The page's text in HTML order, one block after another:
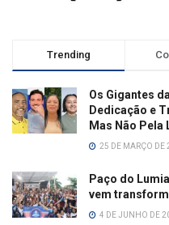
Trending
Os Gigantes
Dedicação e
Mas Não Pela
25 DE MARÇO DE
Paço do
vem
4 DE JUNHO DE